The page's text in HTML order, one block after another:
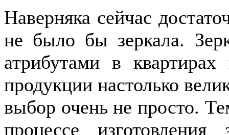
Наверняка сейчас
не было бы зеркала.
атрибутами в
продукции настолько
выбор очень не просто.
процессе